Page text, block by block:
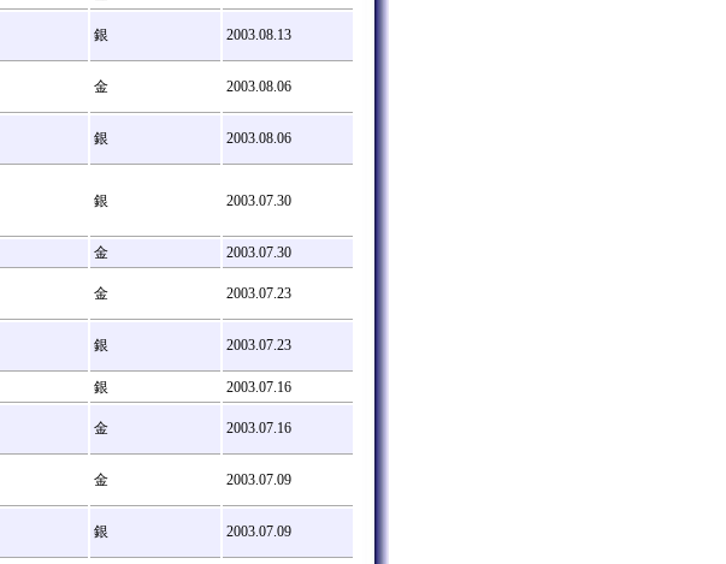
銀 2003.08.13
金 2003.08.06
銀 2003.08.06
銀 2003.07.30
金 2003.07.30
金 2003.07.23
銀 2003.07.23
銀 2003.07.16
金 2003.07.16
金 2003.07.09
銀 2003.07.09